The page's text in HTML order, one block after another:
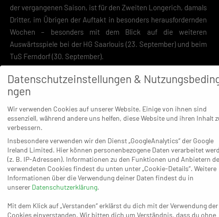
der vergangenen Saison, ist für den Zweiten Longerich, damals
Dritter, im Übrigen der Auftakt in besonders herausfordernden
Wochen – besonders mit dem Blick auf die weiteren
Auswärtsspiele bei der HG Saarlouis (23. September) und beim
TuS Ferndorf (30. September).
Immer eine besondere Herausforderung für beide Seiten ist
Opladen – was weniger damit zu tun hat, dass der TuS 82 nach
seinem 36:22 über den TuS Dansenberg als Spitzenreiter die
knapp zehn Kilometer kurze Fahrt ins Bergische antritt. „Heute
dürfen sich die Jungs auch feiern lassen“, fand Opladens
Auftakt-Erfolg, „jetzt freuen wir uns auf das Derby. Nach heute
Datenschutzeinstellungen &
ngen
Wir verwenden Cookies auf unserer Website. Einige von ihnen sind
essenziell, während andere uns helfen, diese Website und ihren Inhalt
verbessern.
Insbesondere verwenden wir den Dienst „GoogleAnalytics“ der Google
Ireland Limited. Hier können personenbezogene Daten verarbeitet
(z. B. IP-Adressen). Informationen zu den Funktionen und Anbietern
verwendeten Cookies findest du unten unter „Cookie-Details“. Weitere
Informationen über die Verwendung deiner Daten findest du in
unserer Datenschutzerklärung.
Mit dem Klick auf „Verstanden“ erklärst du dich mit der Verwendung der
Cookies einverstanden. Wir bitten dich um Verständnis, dass du ohne